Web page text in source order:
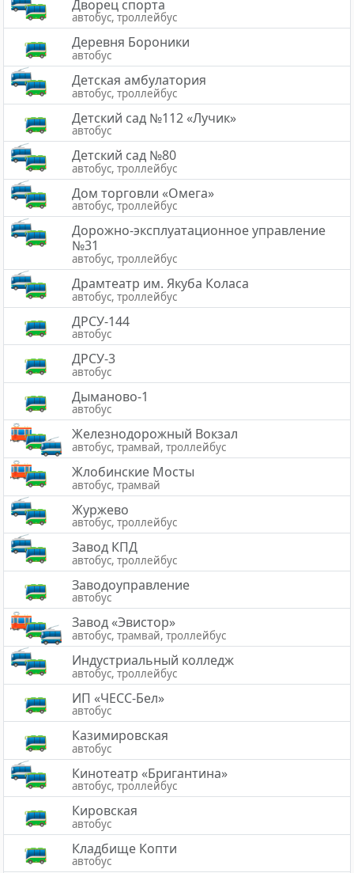
Дворец спорта
автобус, троллейбус
Деревня Бороники
автобус
Детская амбулатория
автобус, троллейбус
Детский сад №112 «Лучик»
автобус
Детский сад №80
автобус, троллейбус
Дом торговли «Омега»
автобус, троллейбус
Дорожно-эксплуатационное управление
№31
автобус, троллейбус
Драмтеатр им. Якуба Коласа
автобус, троллейбус
ДРСУ-144
автобус
ДРСУ-3
автобус
Дыманово-1
автобус
Железнодорожный Вокзал
автобус, трамвай, троллейбус
Жлобинские Мосты
автобус, трамвай
Журжево
автобус, троллейбус
Завод КПД
автобус, троллейбус
Заводоуправление
автобус
Завод «Эвистор»
автобус, трамвай, троллейбус
Индустриальный колледж
автобус, троллейбус
ИП «ЧЕСС-Бел»
автобус
Казимировская
автобус
Кинотеатр «Бригантина»
автобус, троллейбус
Кировская
автобус
Кладбище Копти
автобус